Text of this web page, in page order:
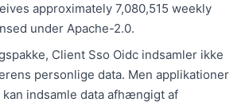
approximately 7,080,515 weekly
under Apache-2.0.
Client Sso Oidc indsamler ikke
personlige data. Men applikationer
indsamle data afhængigt af